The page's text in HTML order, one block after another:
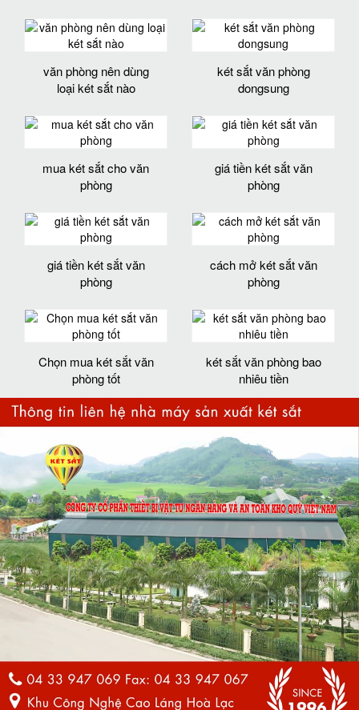
văn phòng nên dùng
loại két sắt nào
két sắt văn phòng
dongsung
mua két sắt cho văn
phòng
giá tiền két sắt văn
phòng
giá tiền két sắt văn
phòng
cách mở két sắt văn
phòng
Chọn mua két sắt văn
phòng tốt
két sắt văn phòng bao
nhiêu tiền